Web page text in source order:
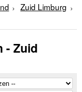
Zuid Limburg
- Zuid